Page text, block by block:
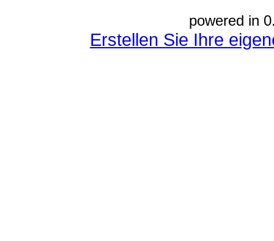
powered in
Erstellen Sie Ihre